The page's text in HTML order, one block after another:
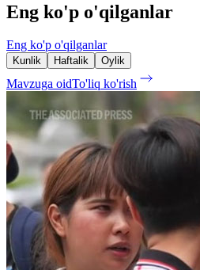
Eng ko'p o'qilganlar
Eng ko'p o'qilganlar
Kunlik Haftalik Oylik
Mavzuga oidTo'liq ko'rish